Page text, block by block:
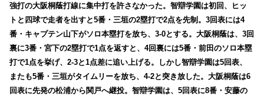
強打の大阪桐蔭打線に集中打を許さなかった。智辯学園は初回、ヒッ
トと四球で走者を出すと5番・三垣の2塁打で2点を先制。3回表には4
番・キャプテン山下がソロ本塁打を放ち、3-0とする。大阪桐蔭は、3回
裏に3番・宮下の2塁打で1点を返すと、4回裏には5番・前田のソロ本塁
打で1点を挙げ、2-3と1点差に追い上げる。しかし智辯学園は5回表、
またも5番・三垣がタイムリーを放ち、4-2と突き放した。大阪桐蔭は6
回表に先発の松浦から関戸へ継投。智辯学園は、5回表に8番・安藤の